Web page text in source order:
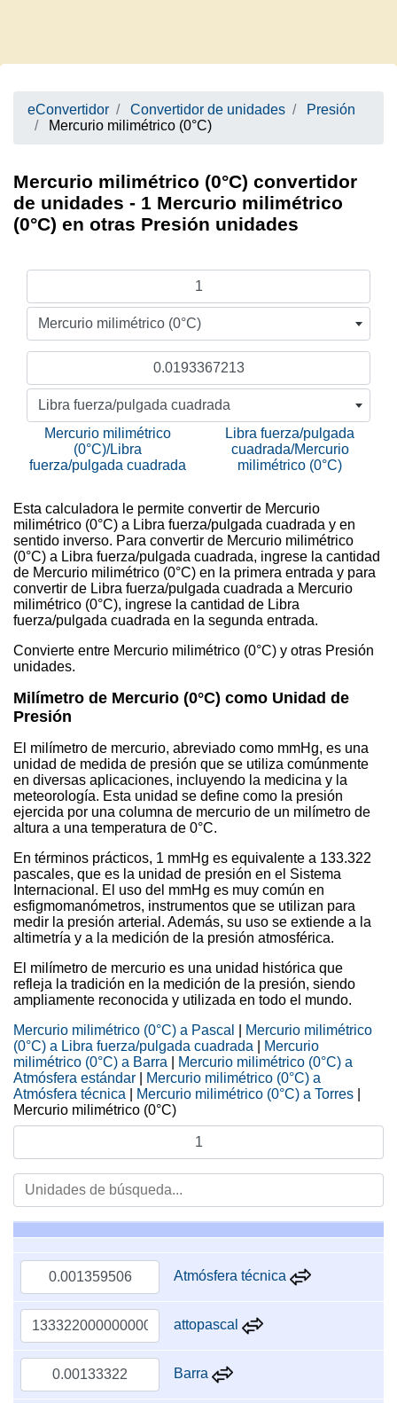
eConvertidor Convertidor de unidades
Presión
Mercurio milimétrico (0°C)
Mercurio milimétrico (0°C) convertidor
de unidades - 1 Mercurio milimétrico
(0°C) en otras Presión unidades
Mercurio milimétrico (0°C)
Libra fuerza/pulgada cuadrada
Mercurio milimétrico
(0°C)/Libra
fuerza/pulgada cuadrada
Libra fuerza/pulgada
cuadrada/Mercurio
milimétrico (0°C)
Esta calculadora le permite convertir de Mercurio
milimétrico (0°C) a Libra fuerza/pulgada cuadrada y en
sentido inverso. Para convertir de Mercurio milimétrico
(0°C) a Libra fuerza/pulgada cuadrada, ingrese la cantidad
de Mercurio milimétrico (0°C) en la primera entrada y para
convertir de Libra fuerza/pulgada cuadrada a Mercurio
milimétrico (0°C), ingrese la cantidad de Libra
fuerza/pulgada cuadrada en la segunda entrada.
Convierte entre Mercurio milimétrico (0°C) y otras Presión
unidades.
Milímetro de Mercurio (0°C) como Unidad de
Presión
El milímetro de mercurio, abreviado como mmHg, es una
unidad de medida de presión que se utiliza comúnmente
en diversas aplicaciones, incluyendo la medicina y la
meteorología. Esta unidad se define como la presión
ejercida por una columna de mercurio de un milímetro de
altura a una temperatura de 0°C.
En términos prácticos, 1 mmHg es equivalente a 133.322
pascales, que es la unidad de presión en el Sistema
Internacional. El uso del mmHg es muy común en
esfigmomanómetros, instrumentos que se utilizan para
medir la presión arterial. Además, su uso se extiende a la
altimetría y a la medición de la presión atmosférica.
El milímetro de mercurio es una unidad histórica que
refleja la tradición en la medición de la presión, siendo
ampliamente reconocida y utilizada en todo el mundo.
Mercurio milimétrico (0°C) a Pascal
Mercurio milimétrico
(0°C) a Libra fuerza/pulgada cuadrada
Mercurio
milimétrico (0°C) a Barra
Mercurio milimétrico (0°C) a
Atmósfera estándar
Mercurio milimétrico (0°C) a
Atmósfera técnica
Mercurio milimétrico (0°C) a Torres
Mercurio milimétrico (0°C)
Atmósfera técnica
attopascal
Barra